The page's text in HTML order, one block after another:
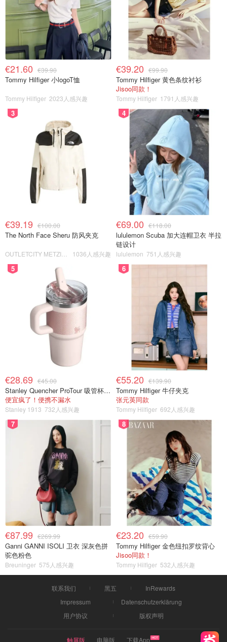
€21.60 €39.90
Tommy Hilfiger 小logoT恤
Tommy Hilfiger 2023人感兴趣
€39.20 €99.90
Tommy Hilfiger 黄色条纹衬衫
Jisoo同款！
Tommy Hilfiger 1791人感兴趣
3
€39.19 €100.00
The North Face Sheru 防风夹克
1036人感兴趣
4
€69.00 €118.00
lululemon Scuba 加大连帽卫衣 半拉
链设计
lululemon 751人感兴趣
5
€28.69 €45.00
Stanley Quencher ProTour 吸管杯 0.59L
便宜疯了！便携不漏水
Stanley 1913 732人感兴趣
6
€55.20 €139.90
Tommy Hilfiger 牛仔夹克
张元英同款
Tommy Hilfiger 692人感兴趣
7
€87.99 €269.99
Ganni GANNI ISOLI 卫衣 深灰色拼
驼色粉色
Breuninger 575人感兴趣
8
€23.20 €59.90
Tommy Hilfiger 金色纽扣罗纹背心
Jisoo同款！
Tommy Hilfiger 532人感兴趣
联系我们 黑五
InRewards
Impressum
Datenschutzerklärung
用户协议
版权声明
触屏版 电脑版 下载App